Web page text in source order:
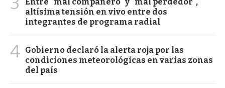
altísima tensión en vivo entre dos
integrantes de programa radial
4 Gobierno declaró la alerta roja por las
condiciones meteorológicas en varias zonas
del país